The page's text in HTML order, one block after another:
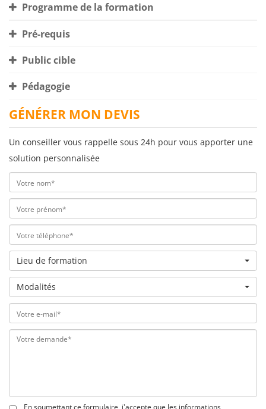
Programme de la formation
Pré-requis
Public cible
Pédagogie
GÉNÉRER MON DEVIS
Un conseiller vous rappelle sous 24h pour vous apporter une
solution personnalisée
Lieu de formation
Modalités